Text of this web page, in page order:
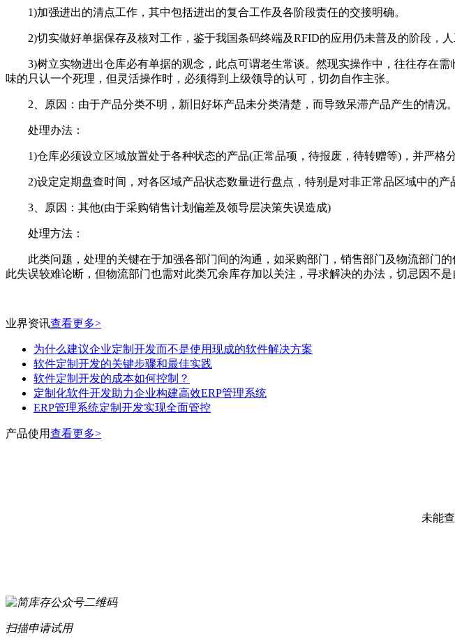
1)加强进出的清点工作，其中包括进出的复合工作及各阶段责任的交接明确。
2)切实做好单据保存及核对工作，鉴于我国条码终端及RFID的应用仍未普及的阶段，人
3)树立实物进出仓库必有单据的观念，此点可谓老生常谈。然现实操作中，往往存在需
味的只认一个死理，但灵活操作时，必须得到上级领导的认可，切勿自作主张。
2、原因：由于产品分类不明，新旧好坏产品未分类清楚，而导致呆滞产品产生的情况。
处理办法：
1)仓库必须设立区域放置处于各种状态的产品(正常品项，待报废，待转赠等)，并严格分
2)设定定期盘查时间，对各区域产品状态数量进行盘点，特别是对非正常品区域中的产
3、原因：其他(由于采购销售计划偏差及领导层决策失误造成)
处理方法：
此类问题，处理的关键在于加强各部门间的沟通，如采购部门，销售部门及物流部门的
此失误较难论断，但物流部门也需对此类冗余库存加以关注，寻求解决的办法，切忌因不
业界资讯查看更多>
为什么建议企业定制开发而不是使用现成的软件解决方案
软件定制开发的关键步骤和最佳实践
软件定制开发的成本如何控制？
定制化软件开发助力企业构建高效ERP管理系统
ERP管理系统定制开发实现全面管控
产品使用查看更多>
未能
扫描申请试用